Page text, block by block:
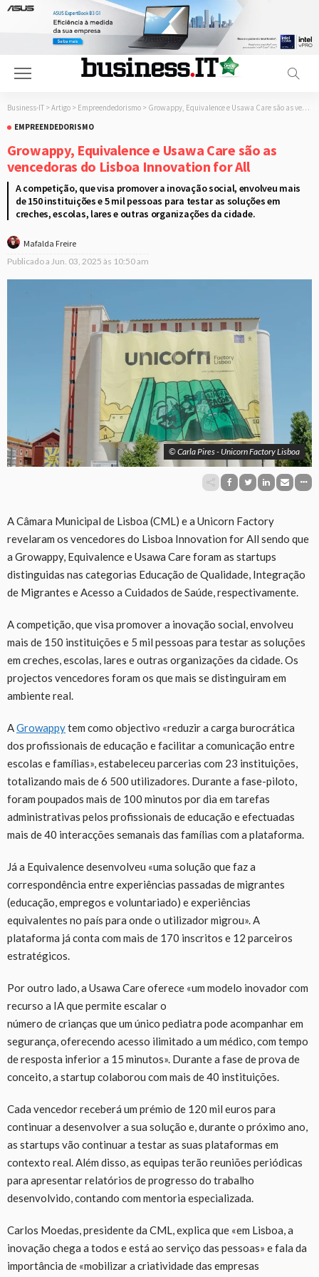
Business-IT > Artigo > Empreendedorismo > Growappy, Equivalence e Usawa Care são as vencedoras do Lisboa Innovation for All
EMPREENDEDORISMO
Growappy, Equivalence e Usawa Care são as
vencedoras do Lisboa Innovation for All
A competição, que visa promover a inovação social, envolveu mais
de 150 instituições e 5 mil pessoas para testar as soluções em
creches, escolas, lares e outras organizações da cidade.
Mafalda Freire
Publicado a Jun. 03, 2025 às 10:50 am
© Carla Pires - Unicorn Factory Lisboa
A Câmara Municipal de Lisboa (CML) e a Unicorn Factory
revelaram os vencedores do Lisboa Innovation for All sendo que
a Growappy, Equivalence e Usawa Care foram as startups
distinguidas nas categorias Educação de Qualidade, Integração
de Migrantes e Acesso a Cuidados de Saúde, respectivamente.
A competição, que visa promover a inovação social, envolveu
mais de 150 instituições e 5 mil pessoas para testar as soluções
em creches, escolas, lares e outras organizações da cidade. Os
projectos vencedores foram os que mais se distinguiram em
ambiente real.
AGrowappytem como objectivo «reduzir a carga burocrática
dos profissionais de educação e facilitar a comunicação entre
escolas e famílias», estabeleceu parcerias com 23 instituições,
totalizando mais de 6 500 utilizadores. Durante a fase-piloto,
foram poupados mais de 100 minutos por dia em tarefas
administrativas pelos profissionais de educação e efectuadas
mais de 40 interacções semanais das famílias com a plataforma.
Já a Equivalence desenvolveu «uma solução que faz a
correspondência entre experiências passadas de migrantes
(educação, empregos e voluntariado) e experiências
equivalentes no país para onde o utilizador migrou». A
plataforma já conta com mais de 170 inscritos e 12 parceiros
estratégicos.
Por outro lado, a Usawa Care oferece «um modelo inovador com
recurso a IA que permite escalar o
número de crianças que um único pediatra pode acompanhar em
segurança, oferecendo acesso ilimitado a um médico, com tempo
de resposta inferior a 15 minutos». Durante a fase de prova de
conceito, a startup colaborou com mais de 40 instituições.
Cada vencedor receberá um prémio de 120 mil euros para
continuar a desenvolver a sua solução e, durante o próximo ano,
as startups vão continuar a testar as suas plataformas em
contexto real. Além disso, as equipas terão reuniões periódicas
para apresentar relatórios de progresso do trabalho
desenvolvido, contando com mentoria especializada.
Carlos Moedas, presidente da CML, explica que «em Lisboa, a
inovação chega a todos e está ao serviço das pessoas» e fala da
importância de «mobilizar a criatividade das empresas